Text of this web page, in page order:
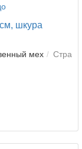
шкура
мех
Стра